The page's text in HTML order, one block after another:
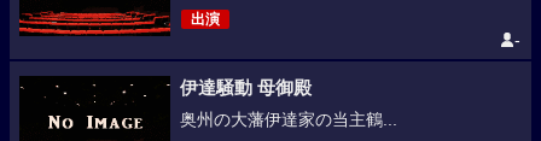
出演
-
伊達騒動 母御殿
奥州の大藩伊達家の当主鶴...